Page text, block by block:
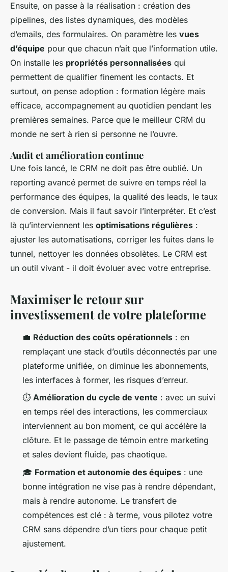
Ensuite, on passe à la réalisation : création des
pipelines, des listes dynamiques, des modèles
d’emails, des formulaires. On paramètre les vues
d’équipe pour que chacun n’ait que l’information utile.
On installe les propriétés personnalisées qui
permettent de qualifier finement les contacts. Et
surtout, on pense adoption : formation légère mais
efficace, accompagnement au quotidien pendant les
premières semaines. Parce que le meilleur CRM du
monde ne sert à rien si personne ne l’ouvre.
Audit et amélioration continue
Une fois lancé, le CRM ne doit pas être oublié. Un
reporting avancé permet de suivre en temps réel la
performance des équipes, la qualité des leads, le taux
de conversion. Mais il faut savoir l’interpréter. Et c’est
là qu’interviennent les optimisations régulières :
ajuster les automatisations, corriger les fuites dans le
tunnel, nettoyer les données obsolètes. Le CRM est
un outil vivant - il doit évoluer avec votre entreprise.
Maximiser le retour sur
investissement de votre plateforme
💼 Réduction des coûts opérationnels : en
remplaçant une stack d’outils déconnectés par une
plateforme unifiée, on diminue les abonnements,
les interfaces à former, les risques d’erreur.
⏱️ Amélioration du cycle de vente : avec un suivi
en temps réel des interactions, les commerciaux
interviennent au bon moment, ce qui accélère la
clôture. Et le passage de témoin entre marketing
et sales devient fluide, pas chaotique.
🎓 Formation et autonomie des équipes : une
bonne intégration ne vise pas à rendre dépendant,
mais à rendre autonome. Le transfert de
compétences est clé : à terme, vous pilotez votre
CRM sans dépendre d’un tiers pour chaque petit
ajustement.